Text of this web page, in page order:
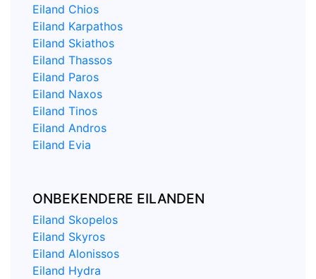
Eiland Chios
Eiland Karpathos
Eiland Skiathos
Eiland Thassos
Eiland Paros
Eiland Naxos
Eiland Tinos
Eiland Andros
Eiland Evia
ONBEKENDERE EILANDEN
Eiland Skopelos
Eiland Skyros
Eiland Alonissos
Eiland Hydra